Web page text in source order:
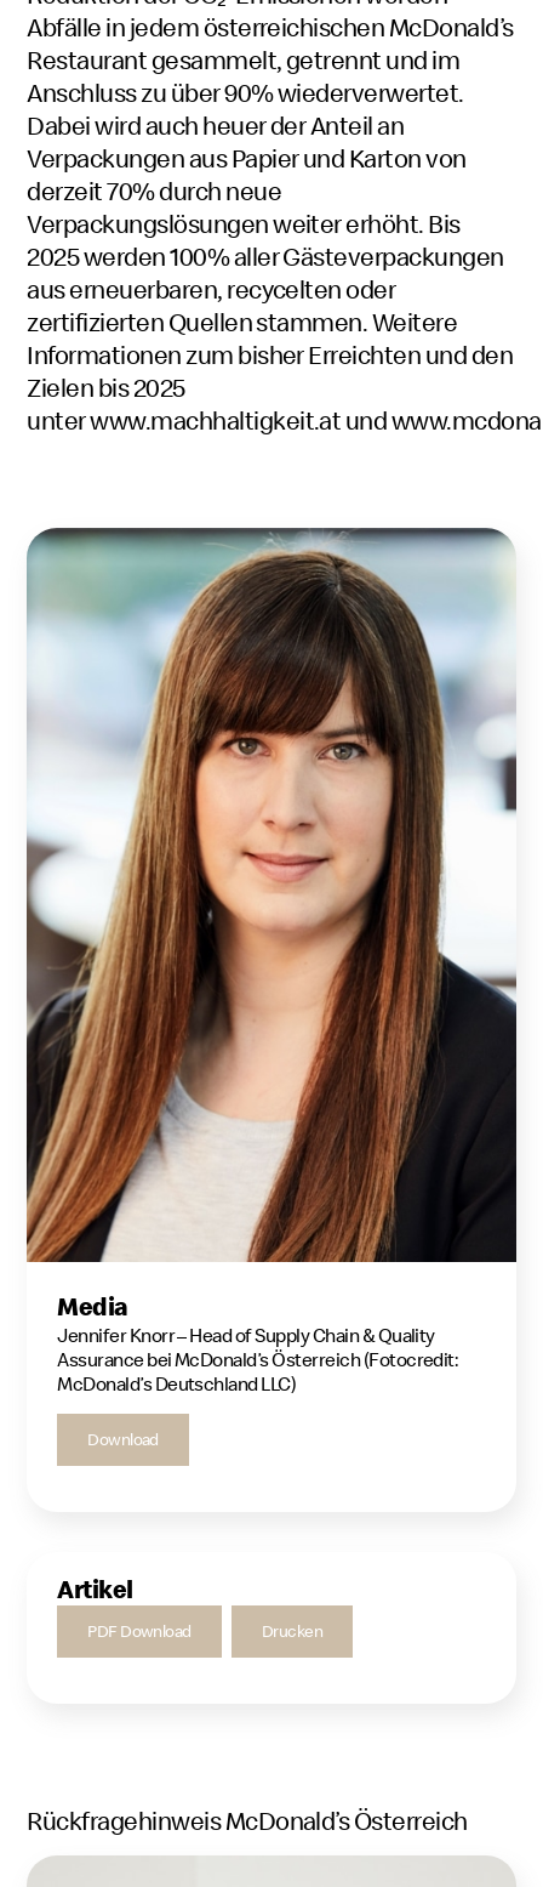
Abfälle in jedem österreichischen McDonald’s
Restaurant gesammelt, getrennt und im
Anschluss zu über 90% wiederverwertet.
Dabei wird auch heuer der Anteil an
Verpackungen aus Papier und Karton von
derzeit 70% durch neue
Verpackungslösungen weiter erhöht. Bis
2025 werden 100% aller Gästeverpackungen
aus erneuerbaren, recycelten oder
zertifizierten Quellen stammen. Weitere
Informationen zum bisher Erreichten und den
Zielen bis 2025
unterwww.machhaltigkeit.atund
Media
Jennifer Knorr – Head of Supply Chain & Quality
Assurance bei McDonald’s Österreich (Fotocredit:
McDonald’s Deutschland LLC)
Download
Artikel
PDF Download Drucken
Rückfragehinweis McDonald’s Österreich